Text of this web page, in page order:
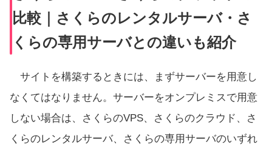
比較｜さくらのレンタルサーバ・さ
くらの専用サーバとの違いも紹介
サイトを構築するときには、まずサーバーを用意し
なくてはなりません。サーバーをオンプレミスで用意
しない場合は、さくらのVPS、さくらのクラウド、さ
くらのレンタルサーバ、さくらの専用サーバのいずれ